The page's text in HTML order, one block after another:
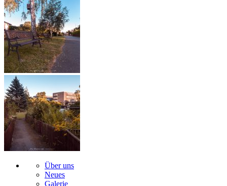
Über uns
Neues
Galerie